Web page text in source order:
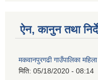
ऐन, कानुन तथा
मकवानपुरगढी गाउँपालिका
मिति: 05/18/2020 - 08:14